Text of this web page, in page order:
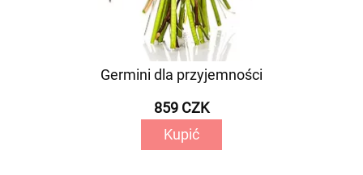
Germini dla przyjemności
859 CZK
Kupić